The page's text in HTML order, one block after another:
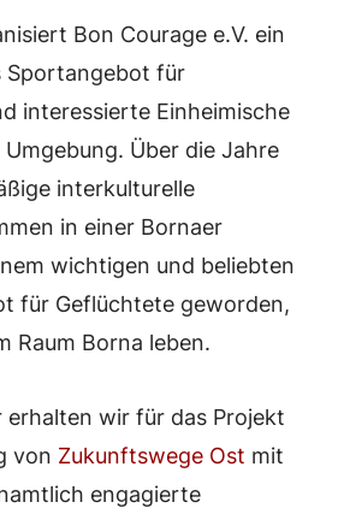
Bon Courage e.V. ein
Sportangebot für
interessierte Einheimische
Umgebung. Über die Jahre
interkulturelle
in einer Bornaer
wichtigen und beliebten
für Geflüchtete geworden,
Raum Borna leben.
erhalten wir für das Projekt
von Zukunftswege Ost mit
engagierte